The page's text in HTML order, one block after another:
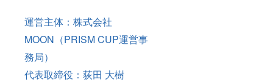
運営主体：株式会社
MOON（PRISM CUP運営事
務局）
代表取締役：荻田 大樹